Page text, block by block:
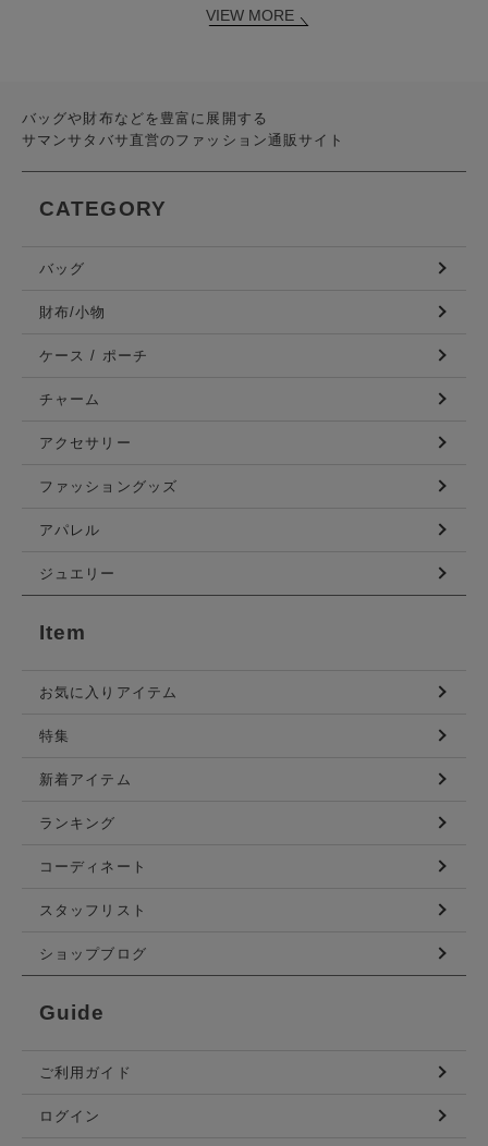
VIEW MORE
バッグや財布などを豊富に展開する
サマンサタバサ直営のファッション通販サイト
CATEGORY
バッグ
財布/小物
ケース / ポーチ
チャーム
アクセサリー
ファッショングッズ
アパレル
ジュエリー
Item
お気に入りアイテム
特集
新着アイテム
ランキング
コーディネート
スタッフリスト
ショップブログ
Guide
ご利用ガイド
ログイン